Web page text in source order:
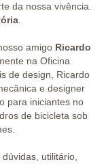
da nossa vivência.
.
amigo Ricardo
na Oficina
de design, Ricardo
e designer
para iniciantes no
de bicicleta sob
utilitário,